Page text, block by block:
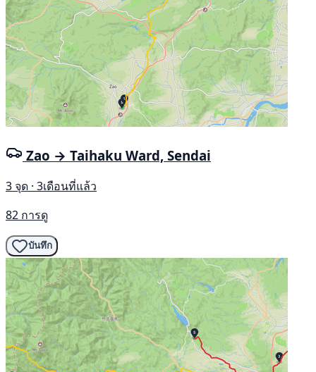
Zao → Taihaku Ward, Sendai
3 จุด · 3เดือนที่แล้ว
82 การดู
บันทึก